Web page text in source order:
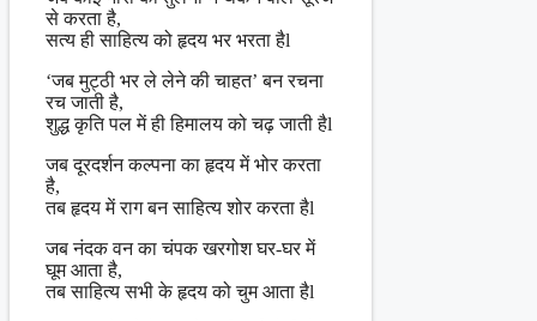
से करता है,
सत्य ही साहित्य को हृदय भर भरता हैl
‘जब मुट्ठी भर ले लेने की चाहत’ बन रचना
रच जाती है,
शुद्ध कृति पल में ही हिमालय को चढ़ जाती हैl
जब दूरदर्शन कल्पना का हृदय में भोर करता
है,
तब हृदय में राग बन साहित्य शोर करता हैl
जब नंदक वन का चंपक खरगोश घर-घर में
घूम आता है,
तब साहित्य सभी के हृदय को चुम आता हैl